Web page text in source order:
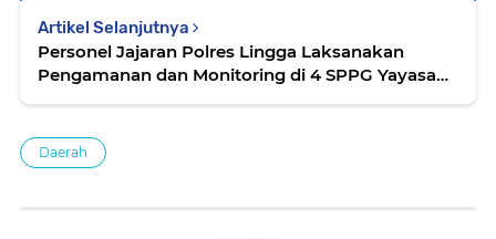
Artikel Selanjutnya
Personel Jajaran Polres Lingga Laksanakan
Pengamanan dan Monitoring di 4 SPPG Yayasan
Daerah